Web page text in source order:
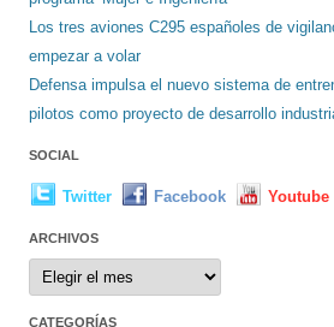
Los tres aviones C295 españoles de
empezar a volar
Defensa impulsa el nuevo sistema de
pilotos como proyecto de desarrollo
SOCIAL
Twitter Facebook Youtube
ARCHIVOS
Archivos
CATEGORÍAS